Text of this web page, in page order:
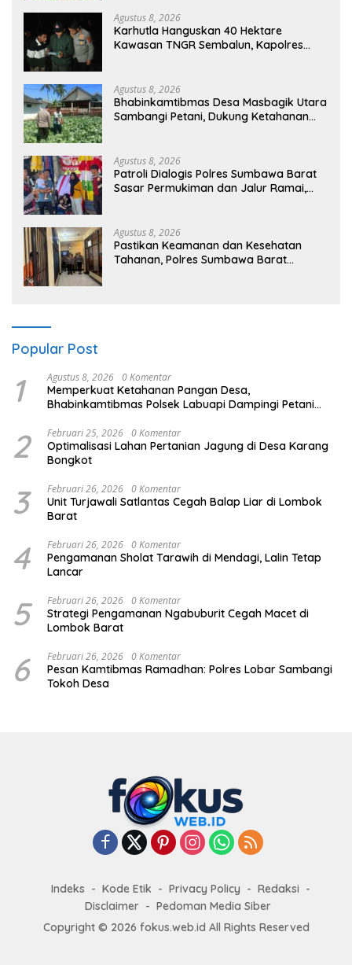
Agustus 8, 2026
Karhutla Hanguskan 40 Hektare
Kawasan TNGR Sembalun, Kapolres
Agustus 8, 2026
Bhabinkamtibmas Desa Masbagik Utara
Sambangi Petani, Dukung Ketahanan
Agustus 8, 2026
Patroli Dialogis Polres Sumbawa Barat
Sasar Permukiman dan Jalur Ramai,
Agustus 8, 2026
Pastikan Keamanan dan Kesehatan
Tahanan, Polres Sumbawa Barat
Popular Post
1 Agustus 8, 2026 0 Komentar
Memperkuat Ketahanan Pangan Desa,
Bhabinkamtibmas Polsek Labuapi Dampingi Petani
2 Februari 25, 2026 0 Komentar
Optimalisasi Lahan Pertanian Jagung di Desa Karang
Bongkot
3 Februari 26, 2026 0 Komentar
Unit Turjawali Satlantas Cegah Balap Liar di Lombok
Barat
4 Februari 26, 2026 0 Komentar
Pengamanan Sholat Tarawih di Mendagi, Lalin Tetap
Lancar
5 Februari 26, 2026 0 Komentar
Strategi Pengamanan Ngabuburit Cegah Macet di
Lombok Barat
6 Februari 26, 2026 0 Komentar
Pesan Kamtibmas Ramadhan: Polres Lobar Sambangi
Tokoh Desa
Indeks Kode Etik Privacy Policy
Redaksi
Disclaimer
Pedoman Media Siber
Copyright © 2026 fokus.web.id All Rights Reserved